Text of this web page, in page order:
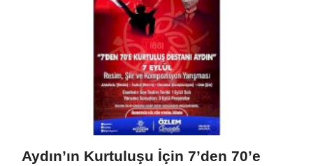
Aydın’ın Kurtuluşu İçin 7’den 70’e